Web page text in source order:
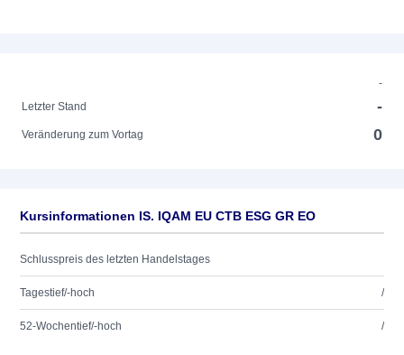
-
Letzter Stand
-
Veränderung zum Vortag 0
Kursinformationen IS. IQAM EU CTB ESG GR EO
Schlusspreis des letzten Handelstages
Tagestief/-hoch /
52-Wochentief/-hoch /